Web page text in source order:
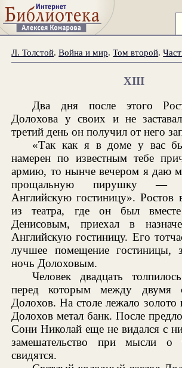
Л. Толстой.Война и мир.Том второй.
XIII
Два дня после этого
Долохова у своих и не
третий день он получил от него
«Так как я в доме у вас
намерен по известным тебе
армию, то нынче вечером я даю
прощальную пирушку —
Английскую гостиницу». Ростов
из театра, где он был
Денисовым, приехал в
Английскую гостиницу. Его
лучшее помещение гостиницы,
ночь Долоховым.
Человек двадцать
перед которым между двумя
Долохов. На столе лежало золото
Долохов метал банк. После
Сони Николай еще не видался с
замешательство при мысли
свидятся.